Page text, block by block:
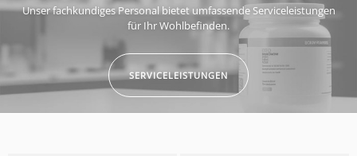
Unser fachkundiges Personal bietet umfassende Serviceleistungen
für Ihr Wohlbefinden.
SERVICELEISTUNGEN